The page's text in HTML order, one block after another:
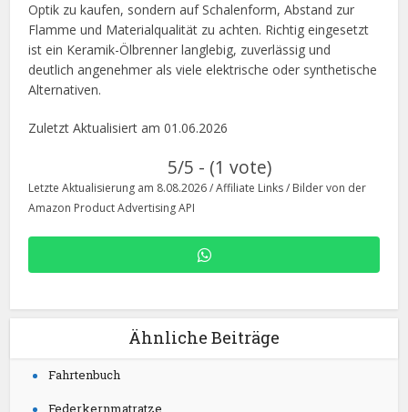
Optik zu kaufen, sondern auf Schalenform, Abstand zur
Flamme und Materialqualität zu achten. Richtig eingesetzt
ist ein Keramik-Ölbrenner langlebig, zuverlässig und
deutlich angenehmer als viele elektrische oder synthetische
Alternativen.
Zuletzt Aktualisiert am 01.06.2026
5/5 - (1 vote)
Letzte Aktualisierung am 8.08.2026 / Affiliate Links / Bilder von der
Amazon Product Advertising API
Ähnliche Beiträge
Fahrtenbuch
Federkernmatratze